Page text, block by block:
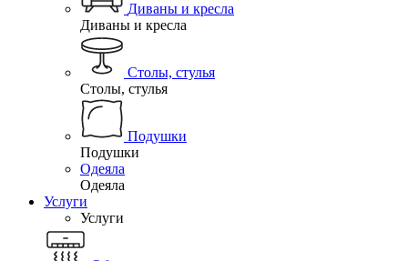
Диваны и кресла
Диваны и кресла
Столы, стулья
Столы, стулья
Подушки
Подушки
Одеяла
Одеяла
Услуги
Услуги